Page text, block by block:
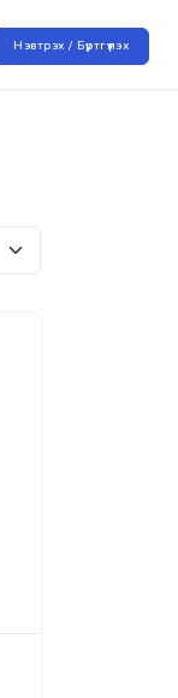
Нэвтрэх / Бүртгүүлэх